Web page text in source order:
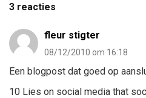
3 reacties
fleur stigter
08/12/2010 om 16:18
Een blogpost dat goed op
10 Lies on social media that